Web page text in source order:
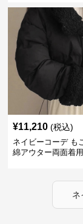
¥11,210 (税込)
ネイビーコーデ も
綿アウター両面着
ネ